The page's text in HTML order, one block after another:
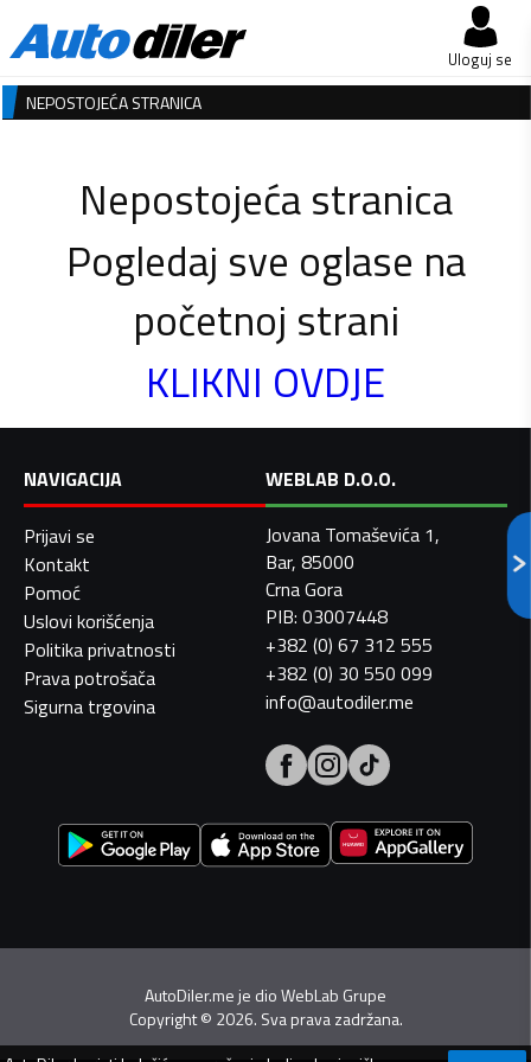
Uloguj se
NEPOSTOJEĆA STRANICA
Nepostojeća stranica
Pogledaj sve oglase na
početnoj strani
KLIKNI OVDJE
NAVIGACIJA
Prijavi se
Kontakt
Pomoć
Uslovi korišćenja
Politika privatnosti
Prava potrošača
Sigurna trgovina
WEBLAB D.O.O.
Jovana Tomaševića 1,
Bar, 85000
Crna Gora
PIB: 03007448
+382 (0) 67 312 555
+382 (0) 30 550 099
info@autodiler.me
AutoDiler.me je dioWebLab Grupe
Copyright© 2026. Sva prava zadržana.